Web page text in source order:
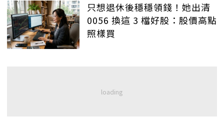
只想退休後穩穩領錢！她出清
0056 換這 3 檔好股：股價高點
照樣買